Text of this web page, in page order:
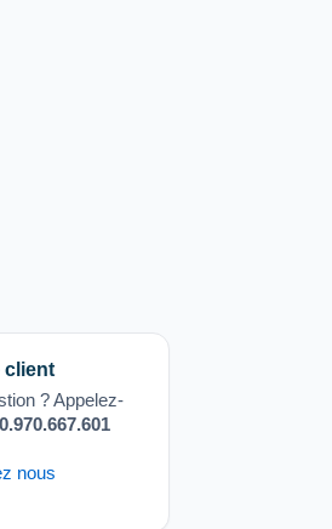
client
? Appelez-
0.970.667.601
nous